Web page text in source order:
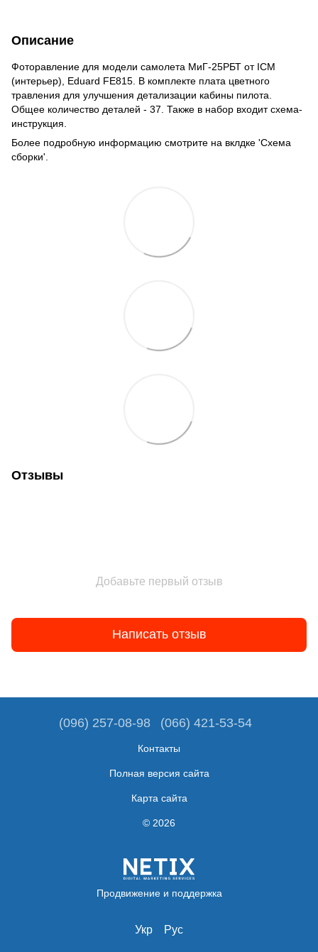
Описание
Фоторавление для модели самолета МиГ-25РБТ от ICM
(интерьер), Eduard FE815. В комплекте плата цветного
травления для улучшения детализации кабины пилота.
Общее количество деталей - 37. Также в набор входит схема-
инструкция.
Более подробную информацию смотрите на вклдке 'Схема
сборки'.
Отзывы
Добавьте первый отзыв
Написать отзыв
(096) 257-08-98 (066) 421-53-54
Контакты
Полная версия сайта
Карта сайта
© 2026
Продвижение и поддержка
Укр Рус